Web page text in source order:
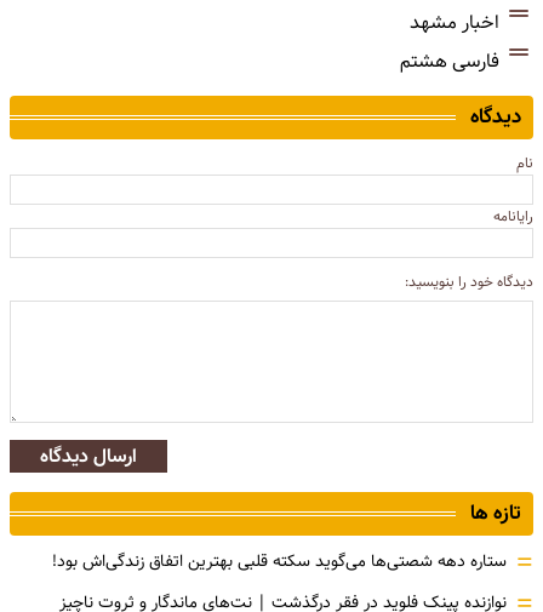
اخبار مشهد
فارسی هشتم
دیدگاه
نام
رایانامه
دیدگاه خود را بنویسید:
ارسال دیدگاه
تازه ها
= ستاره دهه شصتی‌ها می‌گوید سکته قلبی بهترین اتفاق زندگی‌اش بود!
نوازنده پینک فلوید در فقر درگذشت | نت‌های ماندگار و ثروت ناچیز